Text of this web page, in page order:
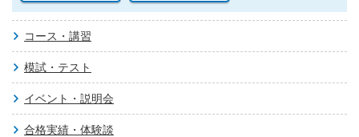
コース・講習
模試・テスト
イベント・説明会
合格実績・体験談